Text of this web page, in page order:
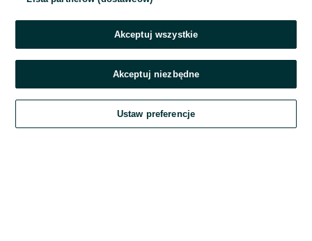
Nie pamiętasz hasła?
Zaloguj się
Kontynuując za pośrednictwem jednego z dostawców wskazanych powyżej,
Regulamin serwisu OLX.pl w jego aktualnym brzmieniu.
Akceptuj wszystkie
Akceptuj niezbędne
Ustaw preferencje